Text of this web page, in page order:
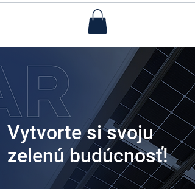
Vytvorte si svoju
zelenú budúcnosť!